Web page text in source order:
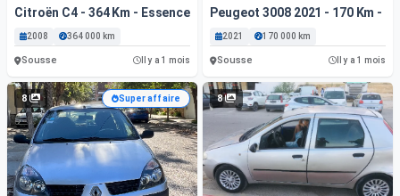
Citroën C4 - 364 Km - Essence
2008 364 000 km
Sousse Il y a 1 mois
Peugeot 3008 2021 - 170 Km -
2021 170 000 km
Sousse Il y a 1 mois
8 Super affaire 8